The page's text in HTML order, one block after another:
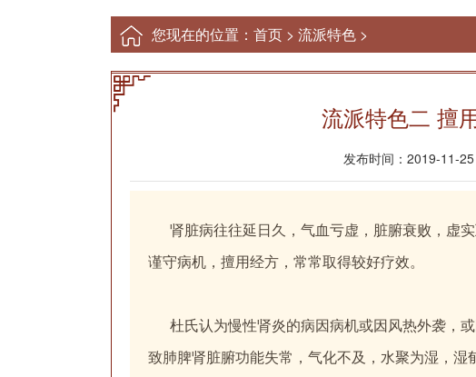
您现在的位置： 首页 > 流派特色 >
流派特色二 擅
发布时间：2019-11-
肾脏病往往延日久，气血亏虚，脏腑衰败，虚
谨守病机，擅用经方，常常取得较好疗效。
杜氏认为慢性肾炎的病因病机或因风热外袭，
致肺脾肾脏腑功能失常，气化不及，水聚为湿，